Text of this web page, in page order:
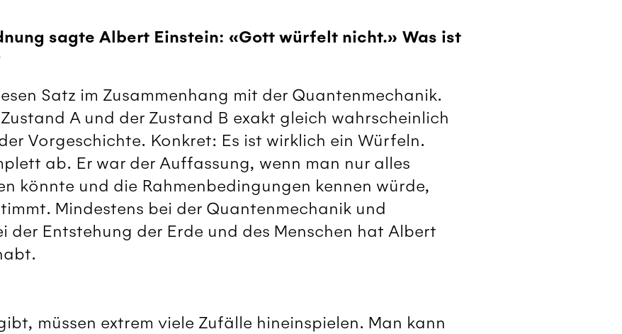
sagte Albert Einstein: «Gott würfelt nicht.» Was ist
Satz im Zusammenhang mit der Quantenmechanik.
A und der Zustand B exakt gleich wahrscheinlich
Vorgeschichte. Konkret: Es ist wirklich ein Würfeln.
ab. Er war der Auffassung, wenn man nur alles
könnte und die Rahmenbedingungen kennen würde,
Mindestens bei der Quantenmechanik und
der Entstehung der Erde und des Menschen hat Albert
müssen extrem viele Zufälle hineinspielen. Man kann